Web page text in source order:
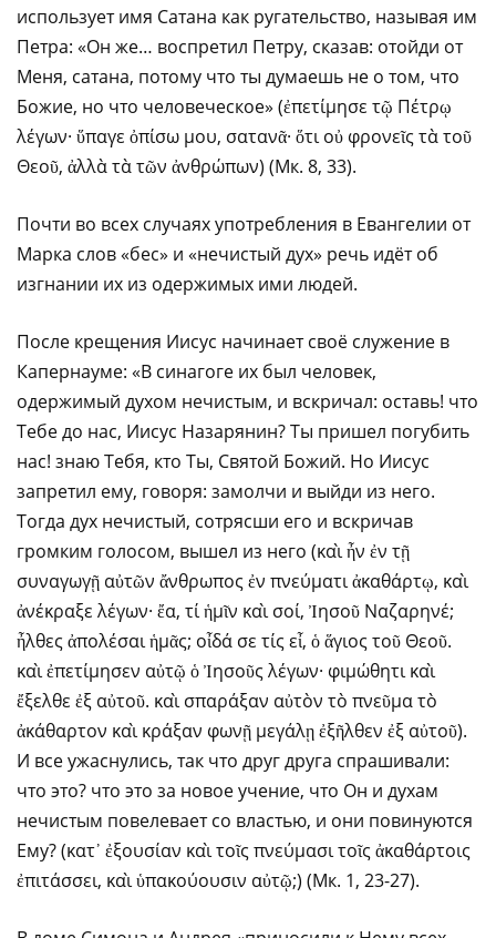
использует имя Сатана как ругательство, называя им
Петра: «Он же… воспретил Петру, сказав: отойди от
Меня, сатана, потому что ты думаешь не о том, что
Божие, но что человеческое» (ἐπετίμησε τῷ Πέτρῳ
λέγων· ὕπαγε ὀπίσω μου, σατανᾶ· ὅτι οὐ φρονεῖς τὰ τοῦ
Θεοῦ, ἀλλὰ τὰ τῶν ἀνθρώπων) (Мк. 8, 33).
Почти во всех случаях употребления в Евангелии от
Марка слов «бес» и «нечистый дух» речь идёт об
изгнании их из одержимых ими людей.
После крещения Иисус начинает своё служение в
Капернауме: «В синагоге их был человек,
одержимый духом нечистым, и вскричал: оставь! что
Тебе до нас, Иисус Назарянин? Ты пришел погубить
нас! знаю Тебя, кто Ты, Святой Божий. Но Иисус
запретил ему, говоря: замолчи и выйди из него.
Тогда дух нечистый, сотрясши его и вскричав
громким голосом, вышел из него (καὶ ἦν ἐν τῇ
συναγωγῇ αὐτῶν ἄνθρωπος ἐν πνεύματι ἀκαθάρτῳ, καὶ
ἀνέκραξε λέγων· ἔα, τί ἡμῖν καὶ σοί, Ἰησοῦ Ναζαρηνέ;
ἦλθες ἀπολέσαι ἡμᾶς; οἶδά σε τίς εἶ, ὁ ἅγιος τοῦ Θεοῦ.
καὶ ἐπετίμησεν αὐτῷ ὁ Ἰησοῦς λέγων· φιμώθητι καὶ
ἔξελθε ἐξ αὐτοῦ. καὶ σπαράξαν αὐτὸν τὸ πνεῦμα τὸ
ἀκάθαρτον καὶ κράξαν φωνῇ μεγάλῃ ἐξῆλθεν ἐξ αὐτοῦ).
И все ужаснулись, так что друг друга спрашивали:
что это? что это за новое учение, что Он и духам
нечистым повелевает со властью, и они повинуются
Ему? (κατ᾿ ἐξουσίαν καὶ τοῖς πνεύμασι τοῖς ἀκαθάρτοις
ἐπιτάσσει, καὶ ὑπακούουσιν αὐτῷ;) (Мк. 1, 23-27).